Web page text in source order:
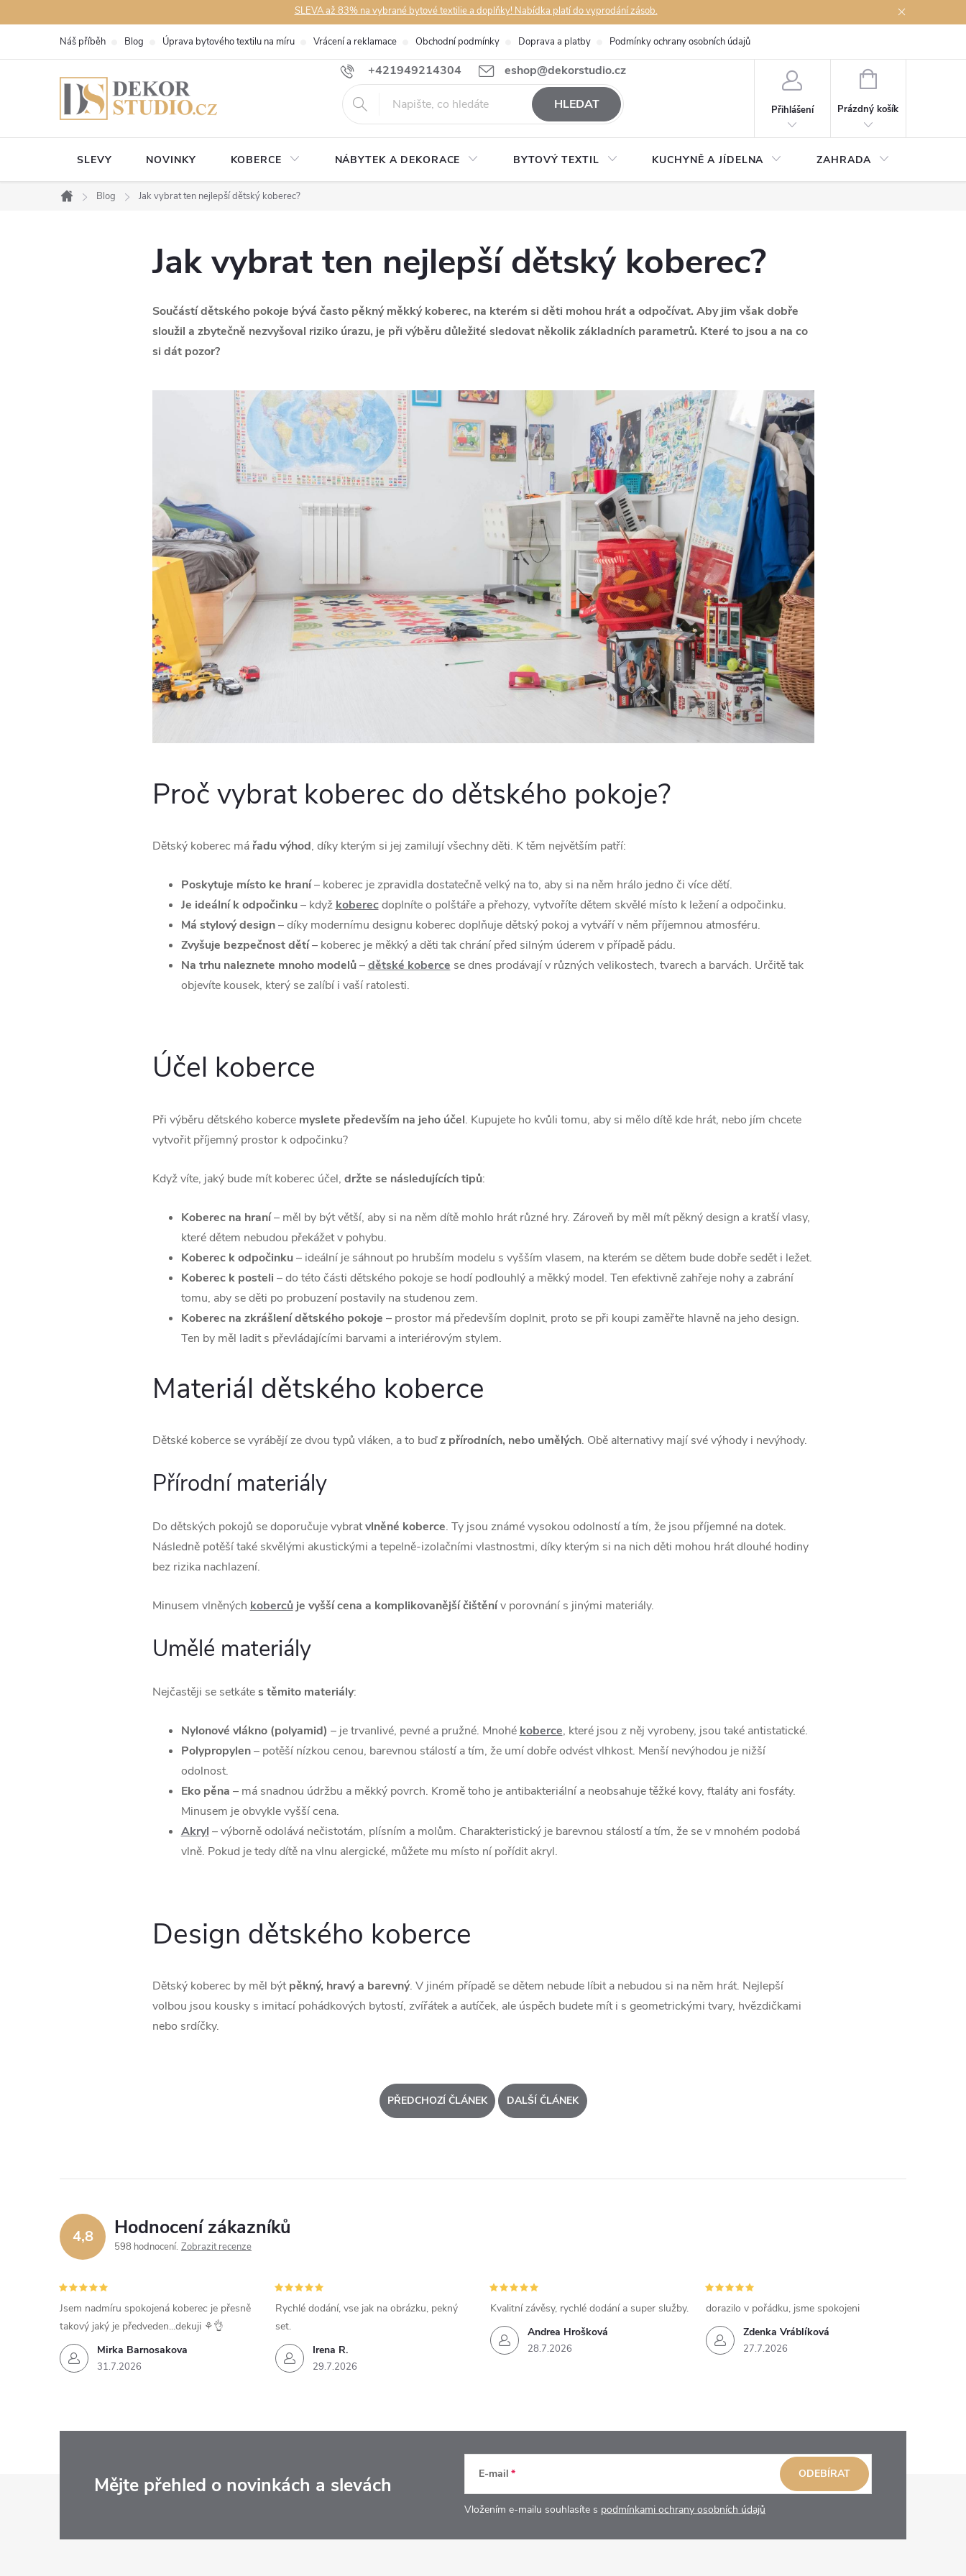
na
SLEVA až 83% na vybrané bytové textilie a doplňky! Nabídka platí do vyprodání zásob.
+421949214304 eshop@dekorstudio.cz
Náš příběh Blog Úprava bytového textilu na míru Vrácení a reklamace Obchodní podmínky Doprava a platby Podmínky ochrany osobních údajů
HLEDAT Přihlášení
NÁKUPNÍ
Prázdný košík
SLEVY NOVINKY KOBERCE NÁBYTEK A DEKORACE BYTOVÝ TEXTIL KUCHYNĚ A JÍDELNA ZAHRADA
Domů
Blog Jak vybrat ten nejlepší dětský koberec?
Jak vybrat ten nejlepší dětský koberec?
Součástí dětského pokoje bývá často pěkný měkký koberec, na kterém si děti mohou hrát a odpočívat. Aby jim však dobře
sloužil a zbytečně nezvyšoval riziko úrazu, je při výběru důležité sledovat několik základních parametrů. Které to jsou a na co
si dát pozor?
Proč vybrat koberec do dětského pokoje?
Dětský koberec má řadu výhod, díky kterým si jej zamilují všechny děti. K těm největším patří:
Poskytuje místo ke hraní– koberec je zpravidla dostatečně velký na to, aby si na něm hrálo jedno či více dětí.
Je ideální k odpočinku– když koberecdoplníte o polštáře a přehozy, vytvoříte dětem skvělé místo k ležení a odpočinku.
Má stylový design– díky modernímu designu koberec doplňuje dětský pokoj a vytváří v něm příjemnou atmosféru.
Zvyšuje bezpečnost dětí– koberec je měkký a děti tak chrání před silným úderem v případě pádu.
Na trhu naleznete mnoho modelů–dětské koberce se dnes prodávají v různých velikostech, tvarech a barvách. Určitě tak
objevíte kousek, který se zalíbí i vaší ratolesti.
Účel koberce
Při výběru dětského koberce myslete především na jeho účel. Kupujete ho kvůli tomu, aby si mělo dítě kde hrát, nebo jím chcete
vytvořit příjemný prostor k odpočinku?
Když víte, jaký bude mít koberec účel, držte se následujících tipů:
Koberec na hraní– měl by být větší, aby si na něm dítě mohlo hrát různé hry. Zároveň by měl mít pěkný design a kratší vlasy,
které dětem nebudou překážet v pohybu.
Koberec k odpočinku– ideální je sáhnout po hrubším modelu s vyšším vlasem, na kterém se dětem bude dobře sedět i ležet.
Koberec k posteli – do této části dětského pokoje se hodí podlouhlý a měkký model. Ten efektivně zahřeje nohy a zabrání
tomu, aby se děti po probuzení postavily na studenou zem.
Koberec na zkrášlení dětského pokoje – prostor má především doplnit, proto se při koupi zaměřte hlavně na jeho design.
Ten by měl ladit s převládajícími barvami a interiérovým stylem.
Materiál dětského koberce
Dětské koberce se vyrábějí ze dvou typů vláken, a to buďz přírodních, nebo umělých. Obě alternativy mají své výhody i nevýhody.
Přírodní materiály
Do dětských pokojů se doporučuje vybratvlněné koberce. Ty jsou známé vysokou odolností a tím, že jsou příjemné na dotek.
Následně potěší také skvělými akustickými a tepelně-izolačními vlastnostmi, díky kterým si na nich děti mohou hrát dlouhé hodiny
bez rizika nachlazení.
Minusem vlněných kobercůje vyšší cena a komplikovanější čištěnív porovnání s jinými materiály.
Umělé materiály
Nejčastěji se setkátes těmito materiály:
Nylonové vlákno (polyamid) – je trvanlivé, pevné a pružné. Mnohé koberce, které jsou z něj vyrobeny, jsou také antistatické.
Polypropylen– potěší nízkou cenou, barevnou stálostí a tím, že umí dobře odvést vlhkost. Menší nevýhodou je nižší
odolnost.
Eko pěna – má snadnou údržbu a měkký povrch. Kromě toho je antibakteriální a neobsahuje těžké kovy, ftaláty ani fosfáty.
Minusem je obvykle vyšší cena.
Akryl – výborně odolává nečistotám, plísním a molům. Charakteristický je barevnou stálostí a tím, že se v mnohém podobá
vlně. Pokud je tedy dítě na vlnu alergické, můžete mu místo ní pořídit akryl.
Design dětského koberce
Dětský koberec by měl býtpěkný, hravý a barevný. V jiném případě se dětem nebude líbit a nebudou si na něm hrát. Nejlepší
volbou jsou kousky s imitací pohádkových bytostí, zvířátek a autíček, ale úspěch budete mít i s geometrickými tvary, hvězdičkami
nebo srdíčky.
PŘEDCHOZÍ ČLÁNEK DALŠÍ ČLÁNEK
4,8 Hodnocení zákazníků
598 hodnocení Zobrazit recenze
Mirka Barnosakova
31.7.2026
Jsem nadmíru spokojená koberec je přesně
takový jaký je předveden...dekuji ⚘️👌
Irena R.
29.7.2026
Rychlé dodání, vse jak na obrázku, pekný
set.
Andrea Hrošková
28.7.2026
Kvalitní závěsy, rychlé dodání a super služby.
Zdenka Vráblíková
27.7.2026
dorazilo v pořádku, jsme spokojeni
Mějte přehled o novinkách a slevách E-mail
Vložením e-mailu souhlasíte s podmínkami ochrany osobních údajů
ODEBÍRAT